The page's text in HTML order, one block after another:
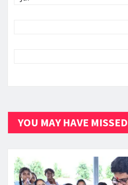
YOU MAY HAVE MISSED